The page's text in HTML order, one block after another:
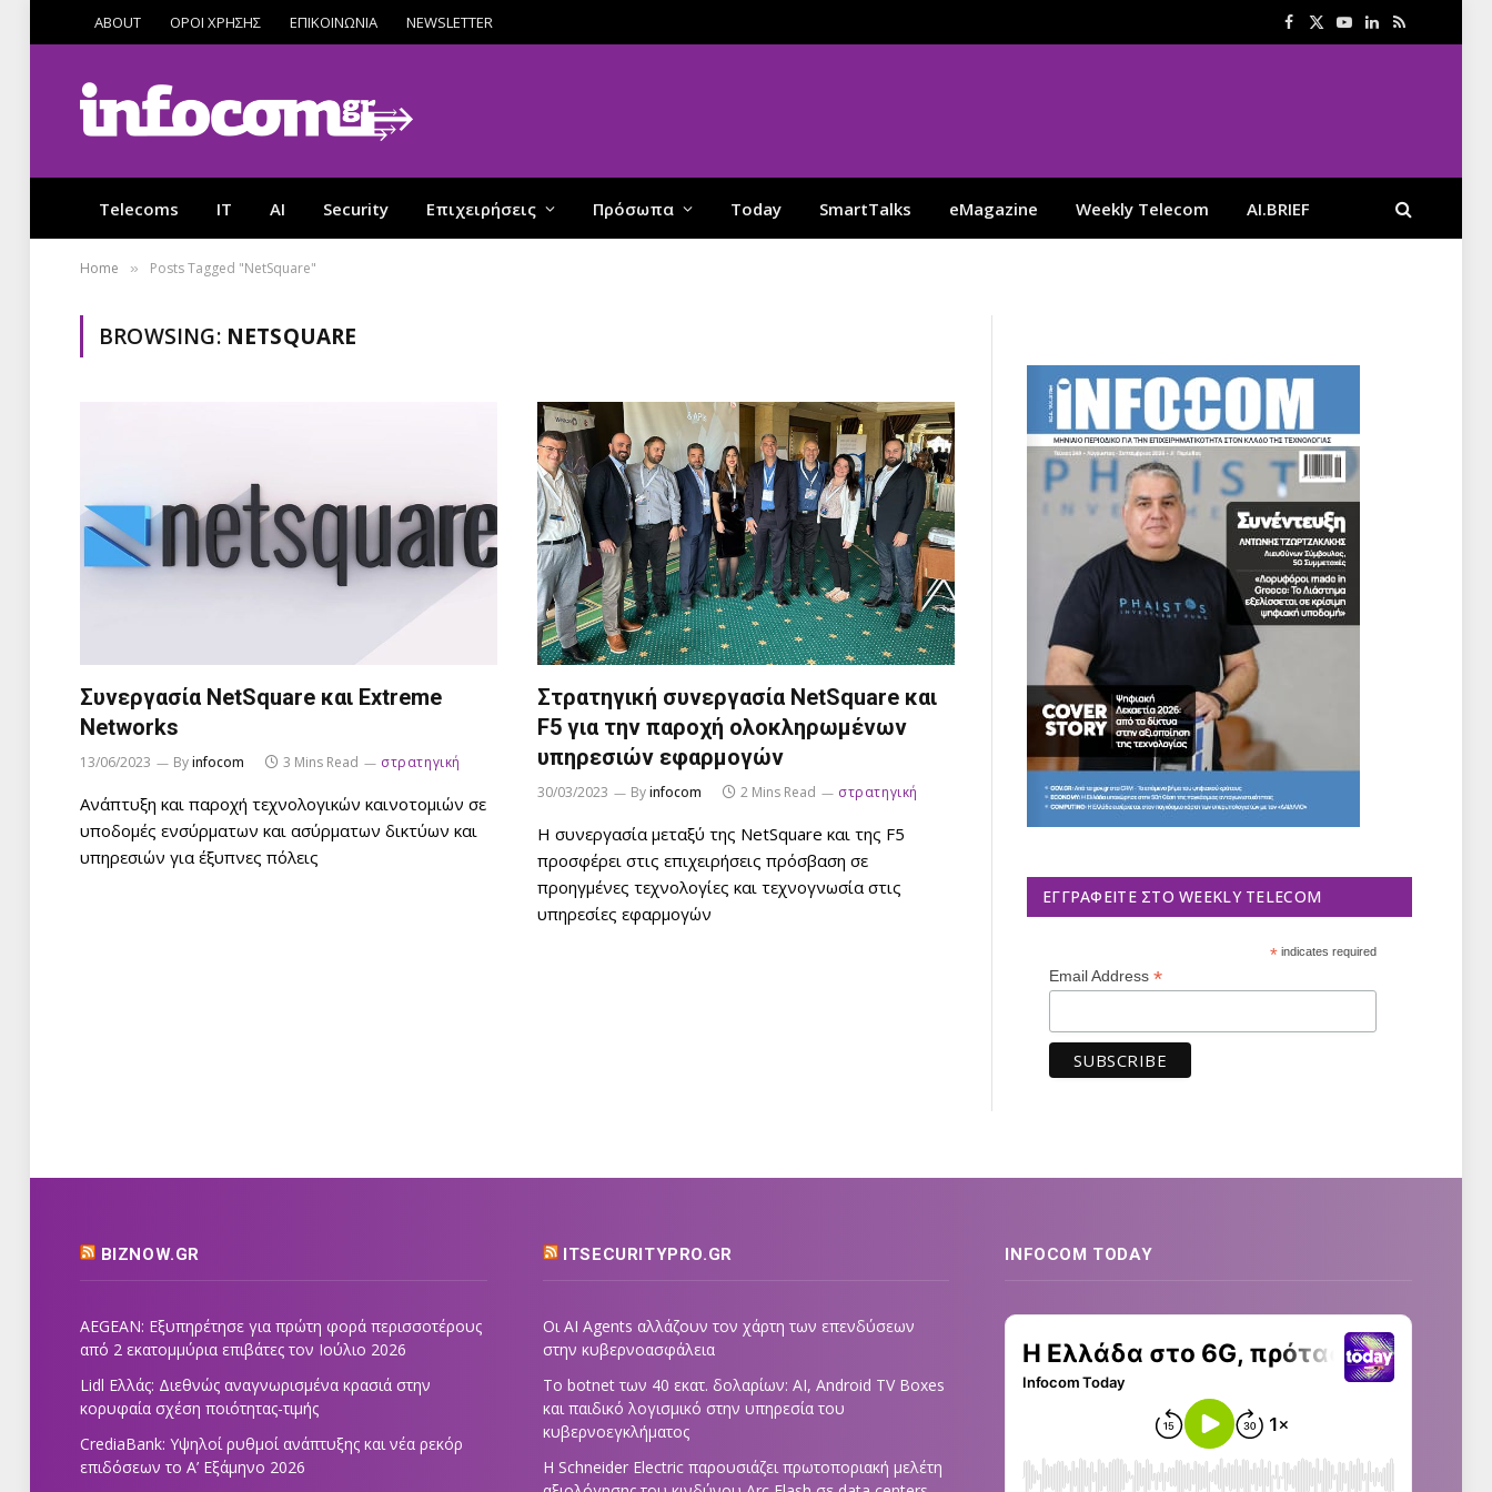
ABOUT ΟΡΟΙ ΧΡΗΣΗΣ ΕΠΙΚΟΙΝΩΝΙΑ NEWSLETTER Facebook
X
YouTube
LinkedIn
RSS
Telecoms IT AI Security Επιχειρήσεις Πρόσωπα Today SmartTalks eMagazine Weekly Telecom AI.BRIEF
Home » Posts Tagged "NetSquare"
BROWSING: NETSQUARE
Συνεργασία NetSquare και Extreme
Networks
13/06/2023 Byinfocom 3 Mins Read στρατηγική
Ανάπτυξη και παροχή τεχνολογικών καινοτομιών σε
υποδομές ενσύρματων και ασύρματων δικτύων και
υπηρεσιών για έξυπνες πόλεις
Στρατηγική συνεργασία NetSquare και
F5 για την παροχή ολοκληρωμένων
υπηρεσιών εφαρμογών
30/03/2023 Byinfocom 2 Mins Read στρατηγική
Η συνεργασία μεταξύ της NetSquare και της F5
προσφέρει στις επιχειρήσεις πρόσβαση σε
προηγμένες τεχνολογίες και τεχνογνωσία στις
υπηρεσίες εφαρμογών
ΕΓΓΡΑΦΕΊΤΕ ΣΤΟ WEEKLY TELECOM
*indicates required
Email Address *
BIZNOW.GR
AEGEAN: Εξυπηρέτησε για πρώτη φορά περισσοτέρους
από 2 εκατομμύρια επιβάτες τον Ιούλιο 2026
Lidl Ελλάς: Διεθνώς αναγνωρισμένα κρασιά στην
κορυφαία σχέση ποιότητας-τιμής
CrediaBank: Υψηλοί ρυθμοί ανάπτυξης και νέα ρεκόρ
επιδόσεων το Α’ Εξάμηνο 2026
ITSECURITYPRO.GR
Οι AI Agents αλλάζουν τον χάρτη των επενδύσεων
στην κυβερνοασφάλεια
Το botnet των 40 εκατ. δολαρίων: AI, Android TV Boxes
και παιδικό λογισμικό στην υπηρεσία του
κυβερνοεγκλήματος
Η Schneider Electric παρουσιάζει πρωτοποριακή μελέτη
INFOCOM TODAY